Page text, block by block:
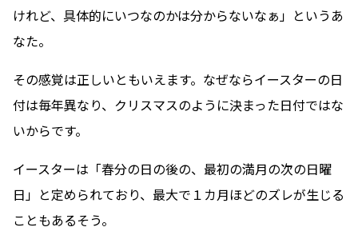
けれど、具体的にいつなのかは分からないなぁ」というあ
なた。
その感覚は正しいともいえます。なぜならイースターの日
付は毎年異なり、クリスマスのように決まった日付ではな
いからです。
イースターは「春分の日の後の、最初の満月の次の日曜
日」と定められており、最大で１カ月ほどのズレが生じる
こともあるそう。